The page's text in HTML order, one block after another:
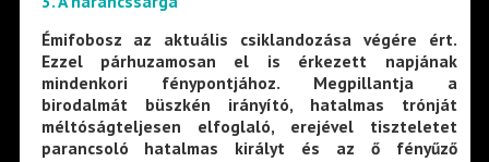
Émifobosz az aktuális csiklandozása végére ért.
Ezzel párhuzamosan el is érkezett napjának
mindenkori fénypontjához. Megpillantja a
birodalmát büszkén irányító, hatalmas trónját
méltóságteljesen elfoglaló, erejével tiszteletet
parancsoló hatalmas királyt és az ő fényűző